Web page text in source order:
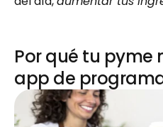
Por qué tu pyme
app de